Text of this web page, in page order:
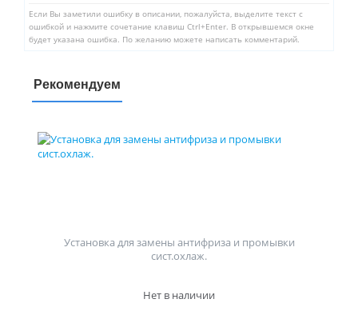
Если Вы заметили ошибку в описании, пожалуйста, выделите текст с
ошибкой и нажмите сочетание клавиш Ctrl+Enter. В открывшемся окне
будет указана ошибка. По желанию можете написать комментарий.
Рекомендуем
Установка для замены антифриза и промывки
сист.охлаж.
Нет в наличии